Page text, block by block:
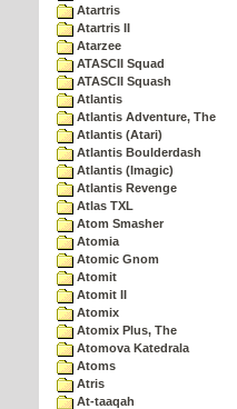
Atartris
Atartris II
Atarzee
ATASCII Squad
ATASCII Squash
Atlantis
Atlantis Adventure, The
Atlantis (Atari)
Atlantis Boulderdash
Atlantis (Imagic)
Atlantis Revenge
Atlas TXL
Atom Smasher
Atomia
Atomic Gnom
Atomit
Atomit II
Atomix
Atomix Plus, The
Atomova Katedrala
Atoms
Atris
At-taaqah